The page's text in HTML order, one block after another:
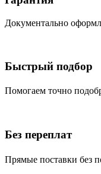
Документально
Быстрый подбор
Помогаем точно
Без переплат
Прямые поставки без